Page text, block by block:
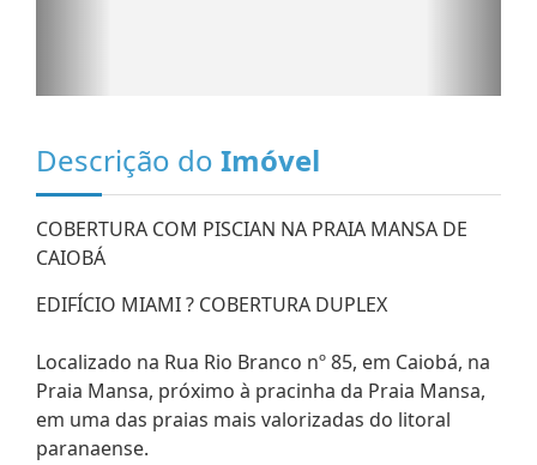
Descrição do Imóvel
COBERTURA COM PISCIAN NA PRAIA MANSA DE
CAIOBÁ
EDIFÍCIO MIAMI ? COBERTURA DUPLEX
Localizado na Rua Rio Branco nº 85, em Caiobá, na
Praia Mansa, próximo à pracinha da Praia Mansa,
em uma das praias mais valorizadas do litoral
paranaense.